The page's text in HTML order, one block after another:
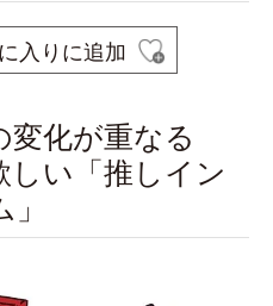
入りに追加
化が重なる
い「推しイン